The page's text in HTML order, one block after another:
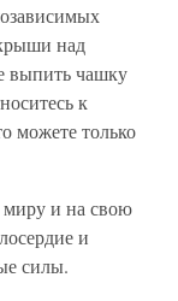
над
выпить чашку
к
можете только
миру и на свою
и
силы.